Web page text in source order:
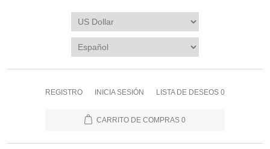
REGISTRO INICIA SESIÓN LISTA DE DESEOS 0
CARRITO DE COMPRAS 0